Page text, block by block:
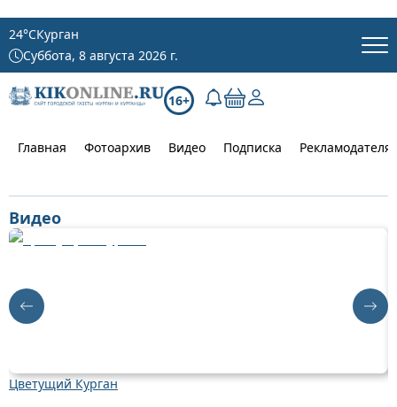
24°CКурган
Суббота, 8 августа 2026 г.
16+
Главная Фотоархив Видео Подписка
Видео
Цветущий Курган